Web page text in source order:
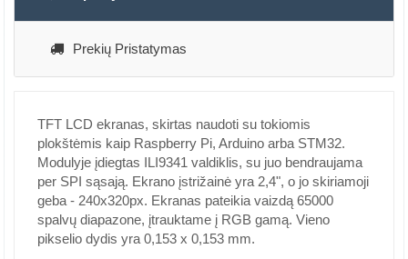
Prekių Pristatymas
TFT LCD ekranas, skirtas naudoti su tokiomis
plokštėmis kaip Raspberry Pi, Arduino arba STM32.
Modulyje įdiegtas ILI9341 valdiklis, su juo bendraujama
per SPI sąsają. Ekrano įstrižainė yra 2,4", o jo skiriamoji
geba - 240x320px. Ekranas pateikia vaizdą 65000
spalvų diapazone, įtrauktame į RGB gamą. Vieno
pikselio dydis yra 0,153 x 0,153 mm.